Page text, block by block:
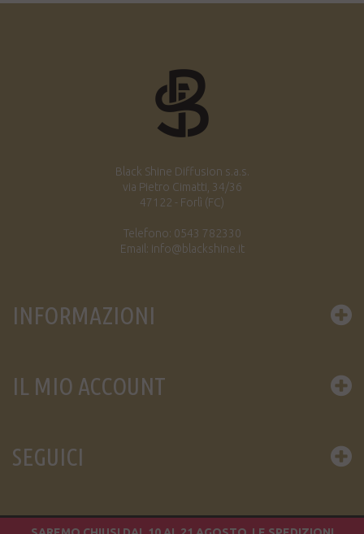
Black Shine Diffusion s.a.s.
via Pietro Cimatti, 34/36
47122 - Forlì (FC)
Telefono: 0543 782330
Email: info@blackshine.it
INFORMAZIONI
IL MIO ACCOUNT
SEGUICI